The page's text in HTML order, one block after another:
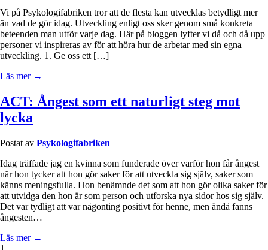
Vi på Psykologifabriken tror att de flesta kan utvecklas betydligt mer
än vad de gör idag. Utveckling enligt oss sker genom små konkreta
beteenden man utför varje dag. Här på bloggen lyfter vi då och då upp
personer vi inspireras av för att höra hur de arbetar med sin egna
utveckling. 1. Ge oss ett […]
Läs mer →
ACT: Ångest som ett naturligt steg mot
lycka
Postat av Psykologifabriken
Idag träffade jag en kvinna som funderade över varför hon får ångest
när hon tycker att hon gör saker för att utveckla sig själv, saker som
känns meningsfulla. Hon benämnde det som att hon gör olika saker för
att utvidga den hon är som person och utforska nya sidor hos sig själv.
Det var tydligt att var någonting positivt för henne, men ändå fanns
ångesten…
Läs mer →